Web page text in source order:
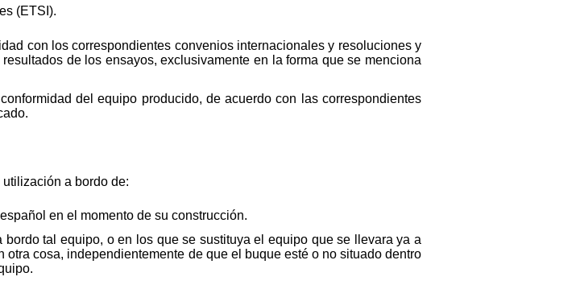
(ETSI).
con los correspondientes convenios internacionales y resoluciones y
de los ensayos, exclusivamente en la forma que se menciona
del equipo producido, de acuerdo con las correspondientes
a bordo de:
en el momento de su construcción.
tal equipo, o en los que se sustituya el equipo que se llevara ya a
cosa, independientemente de que el buque esté o no situado dentro